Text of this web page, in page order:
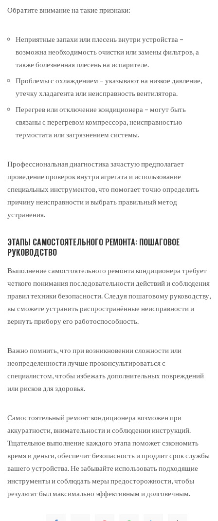
Обратите внимание на такие признаки:
Неприятные запахи или плесень внутри устройства –
возможна необходимость очистки или замены фильтров, а
также болезненная плесень на испарителе.
Проблемы с охлаждением – указывают на низкое давление,
утечку хладагента или неисправность вентилятора.
Перегрев или отключение кондиционера – могут быть
связаны с перегревом компрессора, неисправностью
термостата или загрязнением системы.
Профессиональная диагностика зачастую предполагает
проведение проверок внутри агрегата и использование
специальных инструментов, что помогает точно определить
причину неисправности и выбрать правильный метод
устранения.
ЭТАПЫ САМОСТОЯТЕЛЬНОГО РЕМОНТА: ПОШАГОВОЕ
РУКОВОДСТВО
Выполнение самостоятельного ремонта кондиционера требует
четкого понимания последовательности действий и соблюдения
правил техники безопасности. Следуя пошаговому руководству,
вы сможете устранить распространённые неисправности и
вернуть прибору его работоспособность.
Важно помнить, что при возникновении сложности или
неопределенности лучше проконсультироваться с
специалистом, чтобы избежать дополнительных повреждений
или рисков для здоровья.
Самостоятельный ремонт кондиционера возможен при
аккуратности, внимательности и соблюдении инструкций.
Тщательное выполнение каждого этапа поможет сэкономить
время и деньги, обеспечит безопасность и продлит срок службы
вашего устройства. Не забывайте использовать подходящие
инструменты и соблюдать меры предосторожности, чтобы
результат был максимально эффективным и долговечным.